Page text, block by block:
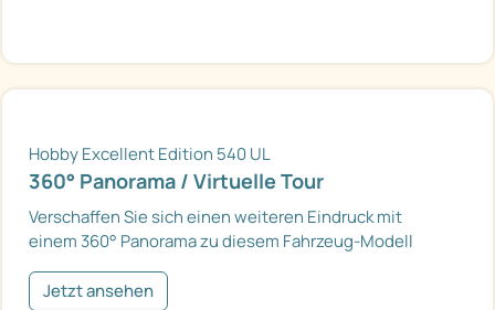
Hobby Excellent Edition 540 UL
360° Panorama / Virtuelle Tour
Verschaffen Sie sich einen weiteren Eindruck mit
einem 360° Panorama zu diesem Fahrzeug-Modell
Jetzt ansehen